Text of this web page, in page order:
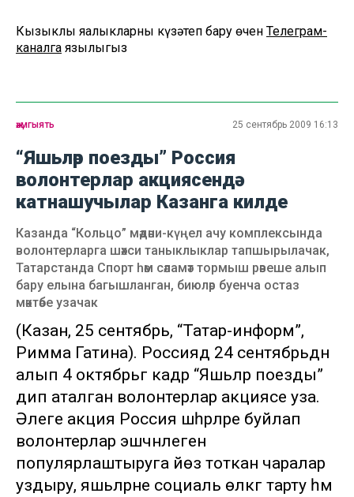
Кызыклы яңалыкларны күзәтеп бару өчен Телеграм-
каналга язылыгыз
җәмгыять 25 сентябрь 2009 16:13
“Яшьләр поезды” Россия
волонтерлар акциясендә
катнашучылар Казанга килде
Казанда “Кольцо” мәдәни-күңел ачу комплексында
волонтерларга шәхси таныклыклар тапшырылачак,
Татарстанда Спорт һәм сәламәт тормыш рәвеше алып
бару елына багышланган, биюләр буенча остаз
мәктәбе узачак
(Казан, 25 сентябрь, “Татар-информ”,
Римма Гатина). Россиядә 24 сентябрьдән
алып 4 октябрьгә кадәр “Яшьләр поезды”
дип аталган волонтерлар акциясе уза.
Әлеге акция Россия шәһәрләре буйлап
волонтерлар эшчәнлеген
популярлаштыруга йөз тоткан чаралар
уздыру, яшьләрне социаль өлкәгә тарту һәм